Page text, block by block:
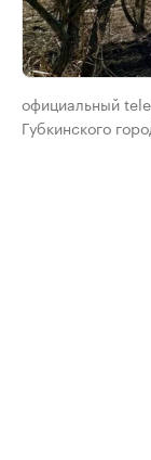
официальный
Губкинского